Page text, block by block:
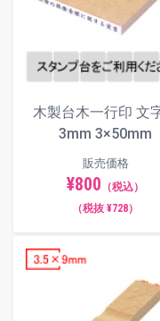
一行印 印面
／単位：
各印面サイズのボ
へ移動します。
印面サイズ：
3×12.5mm
画像の青枠は外寸サ
みレイアウトもご用
木製台木一行印 文
3mm 3×50mm
販売価格
¥800 （税込）
（税抜 ¥728）